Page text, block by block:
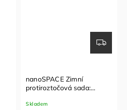
nanoSPACE Zimní
protiroztočová sada:
(70x90 cm, 140x200 cm)
Skladem